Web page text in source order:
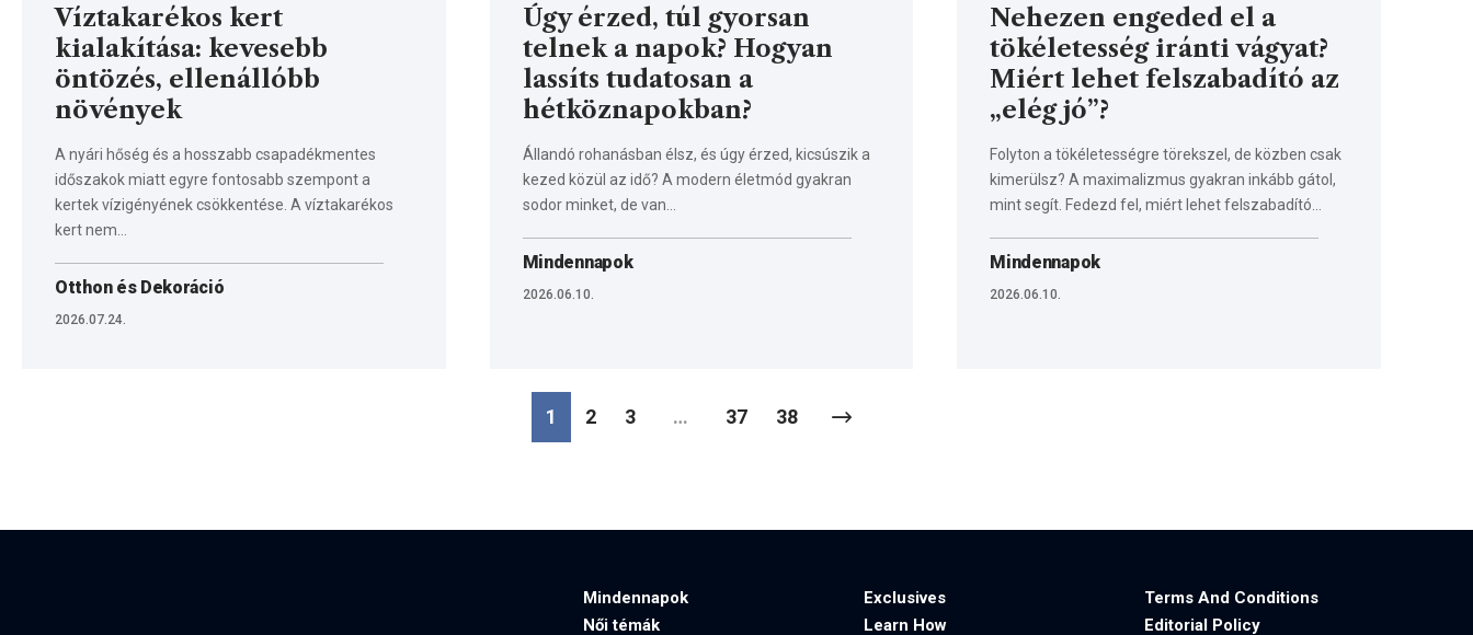
Víztakarékos kert
kialakítása: kevesebb
öntözés, ellenállóbb
növények
A nyári hőség és a hosszabb csapadékmentes
időszakok miatt egyre fontosabb szempont a
kertek vízigényének csökkentése. A víztakarékos
kert nem…
Otthon és Dekoráció
2026.07.24.
Úgy érzed, túl gyorsan
telnek a napok? Hogyan
lassíts tudatosan a
hétköznapokban?
Állandó rohanásban élsz, és úgy érzed, kicsúszik a
kezed közül az idő? A modern életmód gyakran
sodor minket, de van…
Mindennapok
2026.06.10.
Nehezen engeded el a
tökéletesség iránti vágyat?
Miért lehet felszabadító az
„elég jó”?
Folyton a tökéletességre törekszel, de közben csak
kimerülsz? A maximalizmus gyakran inkább gátol,
mint segít. Fedezd fel, miért lehet felszabadító…
Mindennapok
2026.06.10.
1 2 3 … 37 38
Mindennapok
Női témák
Exclusives
Learn How
Terms And Conditions
Editorial Policy